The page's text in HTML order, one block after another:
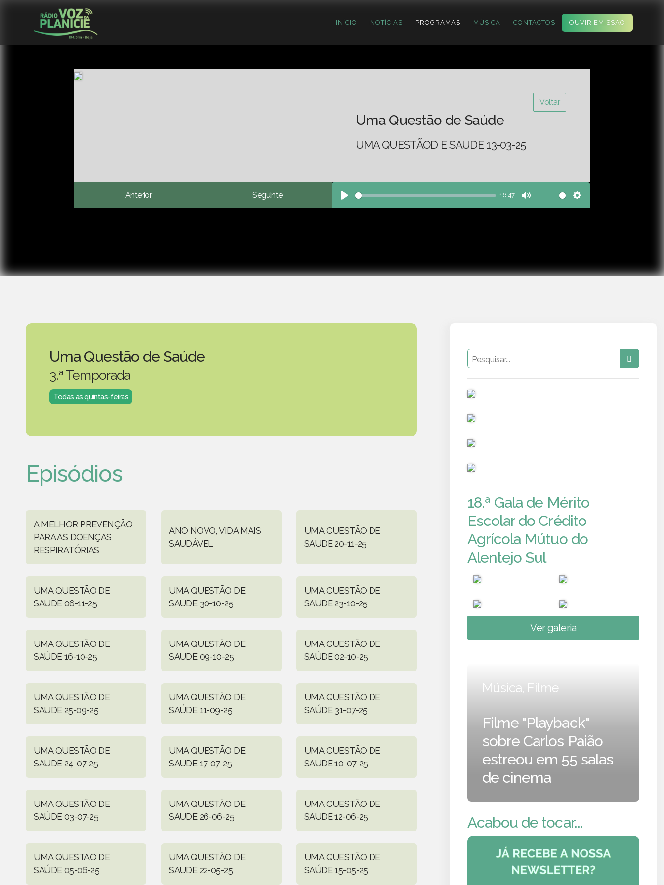
INÍCIO NOTÍCIAS PROGRAMAS MÚSICA CONTACTOS OUVIR EMISSÃO
Voltar
Uma Questão de Saúde
UMA QUESTÃOD E SAUDE 13-03-25
Anterior Seguinte
Play
16:47
Mute Settings
Uma Questão de Saúde
3.ª Temporada
Todas as quintas-feiras
Episódios
A MELHOR PREVENÇÃO
PARA AS DOENÇAS
RESPIRATÓRIAS
ANO NOVO, VIDA MAIS
SAUDÁVEL
UMA QUESTÃO DE
SAUDE 20-11-25
UMA QUESTÃO DE
SAUDE 06-11-25
UMA QUESTÃO DE
SAUDE 30-10-25
UMA QUESTÃO DE
SAUDE 23-10-25
UMA QUESTÃO DE
SAÚDE 16-10-25
UMA QUESTÃO DE
SAUDE 09-10-25
UMA QUESTÃO DE
SAÚDE 02-10-25
UMA QUESTÃO DE
SAUDE 25-09-25
UMA QUESTÃO DE
SAÚDE 11-09-25
UMA QUESTÃO DE
SAÚDE 31-07-25
UMA QUESTÃO DE
SAUDE 24-07-25
UMA QUESTÃO DE
SAUDE 17-07-25
UMA QUESTÃO DE
SAUDE 10-07-25
UMA QUESTÃO DE
SAÚDE 03-07-25
UMA QUESTÃO DE
SAUDE 26-06-25
UMA QUESTÃO DE
SAUDE 12-06-25
UMA QUESTAO DE
SAÚDE 05-06-25
UMA QUESTÃO DE
SAUDE 22-05-25
UMA QUESTÃO DE
SAÚDE 15-05-25
18.ª Gala de Mérito
Escolar do Crédito
Agrícola Mútuo do
Alentejo Sul
Ver galeria
Música, Filme
Filme "Playback"
sobre Carlos Paião
estreou em 55 salas
de cinema
Acabou de tocar...